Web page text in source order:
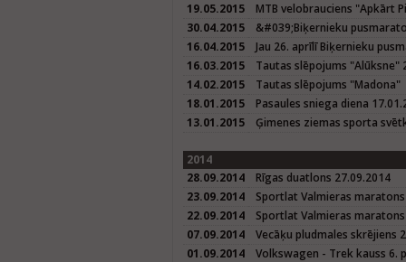
19.05.2015
MTB velobrauciens "Apkārt
30.04.2015
&#039;Biķernieku
16.04.2015
Jau 26. aprīlī Biķernieku
16.03.2015
Tautas slēpojums "Alūksne"
14.02.2015
Tautas slēpojums "Madona"
18.01.2015
Pasaules sniega diena
13.01.2015
Ģimenes ziemas sporta
2014
28.09.2014
Rīgas duatlons 27.09.2014
23.09.2014
Sportlat Valmieras
22.09.2014
Sportlat Valmieras
07.09.2014
Vecāķu pludmales skrējiens
01.09.2014
Volkswagen - Trek kauss 6.